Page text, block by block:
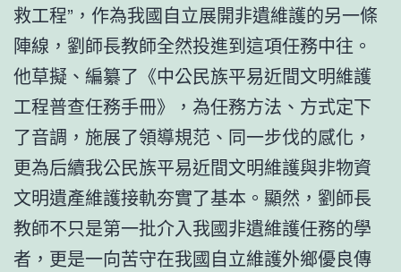
救工程”，作為我國自立展開非遺維護的另一條
陣線，劉師長教師全然投進到這項任務中往。
他草擬、編纂了《中公民族平易近間文明維護
工程普查任務手冊》，為任務方法、方式定下
了音調，施展了領導規范、同一步伐的感化，
更為后續我公民族平易近間文明維護與非物資
文明遺產維護接軌夯實了基本。顯然，劉師長
教師不只是第一批介入我國非遺維護任務的學
者，更是一向苦守在我國自立維護外鄉優良傳